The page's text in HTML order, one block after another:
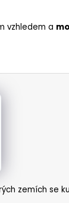
vzhledem a
zemích se